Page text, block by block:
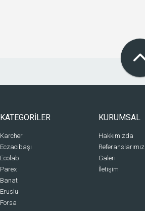
KATEGORİLER
Karcher
Eczacıbaşı
Ecolab
Parex
Banat
Eruslu
Forsa
KURUMSAL
Hakkımızda
Referanslarımız
Galeri
İletişim